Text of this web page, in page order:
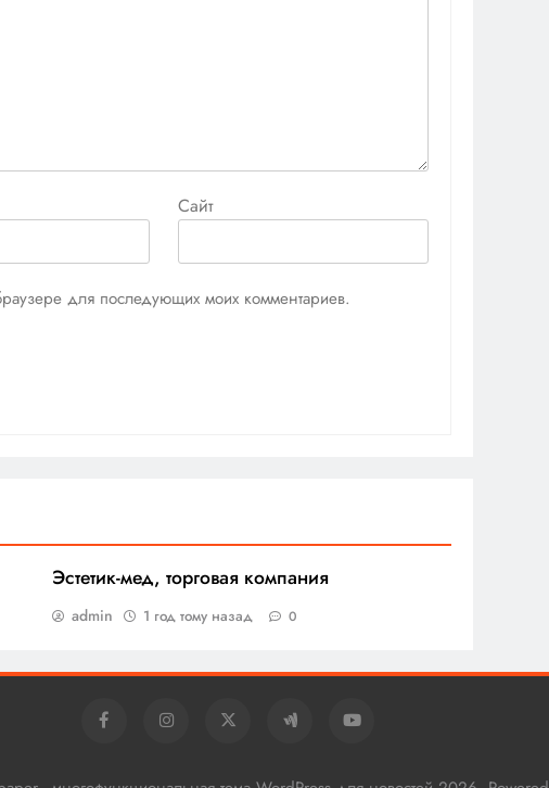
Сайт
для последующих моих комментариев.
Эстетик-мед, торговая компания
admin 1 год тому назад 0